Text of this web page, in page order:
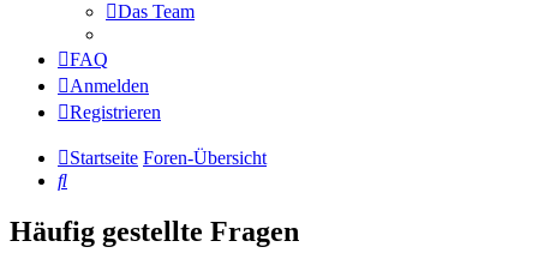
Das Team
FAQ
Anmelden
Registrieren
Startseite Foren-Übersicht
Suche
Häufig gestellte Fragen